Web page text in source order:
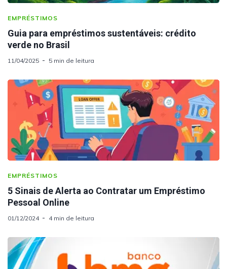
EMPRÉSTIMOS
Guia para empréstimos sustentáveis: crédito
verde no Brasil
11/04/2025 5 min de leitura
EMPRÉSTIMOS
5 Sinais de Alerta ao Contratar um Empréstimo
Pessoal Online
01/12/2024 4 min de leitura